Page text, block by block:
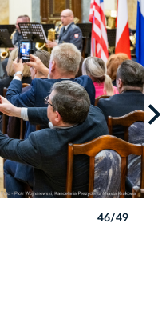
46/49